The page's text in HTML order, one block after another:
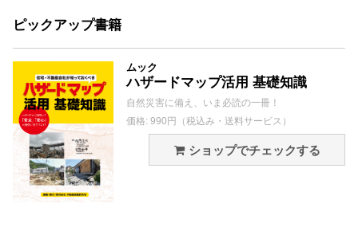
ピックアップ書籍
ムック
ハザードマップ活用 基礎知識
自然災害に備え、いま必読の一冊！
価格: 990円（税込み・送料サービス）
ショップでチェックする